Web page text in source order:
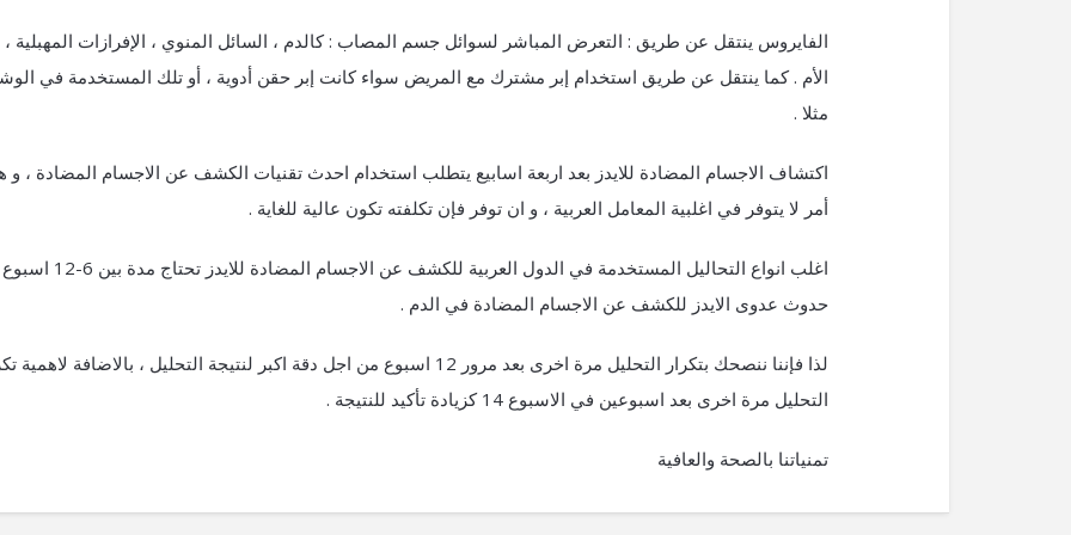
الفايروس ينتقل عن طريق : التعرض المباشر لسوائل جسم المصاب : كالدم ، السائل المنوي ، الإفرازات المهبلية ،
الأم . كما ينتقل عن طريق استخدام إبر مشترك مع المريض سواء كانت إبر حقن أدوية ، أو تلك المستخدمة في
مثلا .
اكتشاف الاجسام المضادة للايدز بعد اربعة اسابيع يتطلب استخدام احدث تقنيات الكشف عن الاجسام المضادة ، و
أمر لا يتوفر في اغلبية المعامل العربية ، و ان توفر فإن تكلفته تكون عالية للغاية .
اغلب انواع التحاليل المستخدمة في الدول العربية للكشف عن الاجسام
حدوث عدوى الايدز للكشف عن الاجسام المضادة في الدم .
لذا فإننا ننصحك بتكرار التحليل مرة اخرى بعد مرور 12 اسبوع من اجل دقة اكبر لنتيجة التحليل ، بالاضافة لاهمية
التحليل مرة اخرى بعد اسبوعين في الاسبوع 14 كزيادة تأكيد للنتيجة .
تمنياتنا بالصحة والعافية